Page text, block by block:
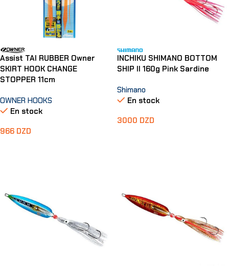
Assist TAI RUBBER Owner
SKIRT HOOK CHANGE
STOPPER 11cm
OWNER HOOKS
En stock
966 DZD
INCHIKU SHIMANO BOTTOM
SHIP II 160g Pink Sardine
Shimano
En stock
3000 DZD